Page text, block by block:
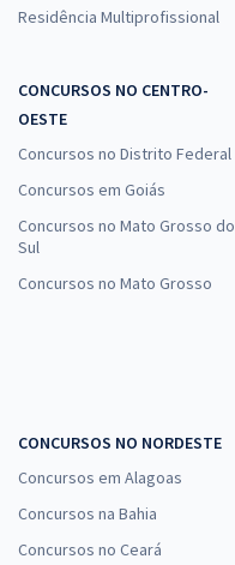
Residência Multiprofissional
CONCURSOS NO CENTRO-
OESTE
Concursos no Distrito Federal
Concursos em Goiás
Concursos no Mato Grosso do
Sul
Concursos no Mato Grosso
CONCURSOS NO NORDESTE
Concursos em Alagoas
Concursos na Bahia
Concursos no Ceará